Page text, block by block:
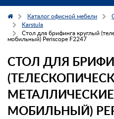
О компании
Доставка и сборка
Гос. заказчикам
Каталог офисной мебели
Karstula
Стол для брифинга круглый
мобильный) Periscope F2247
СТОЛ ДЛЯ
МОБИЛЬНЫЙ)